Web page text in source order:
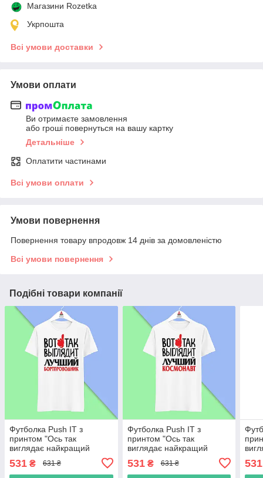
Магазини Rozetka
Укрпошта
Всі умови доставки
Умови оплати
Ви отримаєте замовлення
або гроші повернуться на вашу картку
Детальніше
Оплатити частинами
Всі умови оплати
Умови повернення
Повернення товару впродовж 14 днів за домовленістю
Всі умови повернення
Подібні товари компанії
Футболка Push IT з
принтом "Ось так
виглядає найкращий
531 ₴ 631 ₴
Футболка Push IT з
принтом "Ось так
виглядає найкращий
531₴ 631 ₴ 531